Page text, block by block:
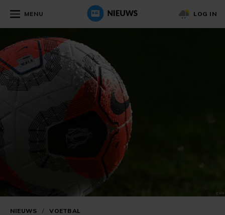
MENU LOG IN
NIEUWS / VOETBAL